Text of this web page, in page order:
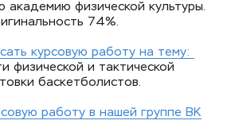
академию физической культуры.
74%.
курсовую работу на тему:
физической и тактической
баскетболистов.
работу в нашей группе ВК